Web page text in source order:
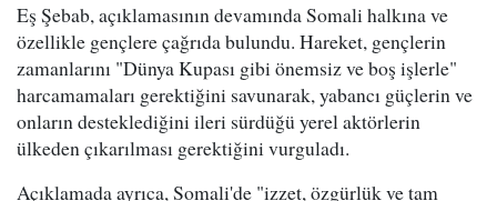
Eş Şebab, açıklamasının devamında Somali halkına ve
özellikle gençlere çağrıda bulundu. Hareket, gençlerin
zamanlarını "Dünya Kupası gibi önemsiz ve boş işlerle"
harcamamaları gerektiğini savunarak, yabancı güçlerin ve
onların desteklediğini ileri sürdüğü yerel aktörlerin
ülkeden çıkarılması gerektiğini vurguladı.
Açıklamada ayrıca, Somali'de "izzet, özgürlük ve tam